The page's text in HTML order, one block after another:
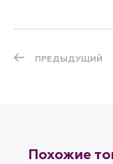
ПРЕДЫДУЩИЙ
Похожие